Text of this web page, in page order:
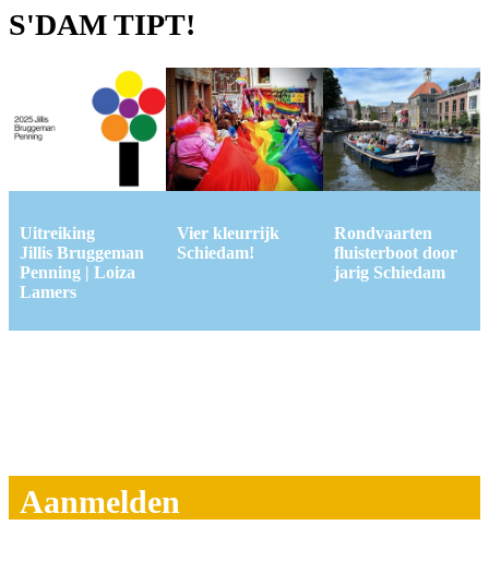
S'DAM TIPT!
Uitreiking
Jillis Bruggeman
Penning | Loiza
Lamers
Vier kleurrijk
Schiedam!
Rondvaarten
fluisterboot door
jarig Schiedam
Aanmelden